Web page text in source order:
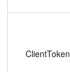
ClientToken